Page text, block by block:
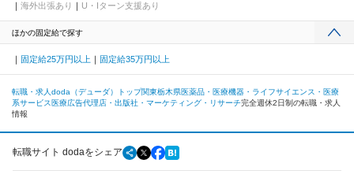
海外出張あり
U・Iターン支援あり
ほかの固定給で探す
固定給25万円以上 固定給35万円以上
転職・求人doda（デューダ）トップ関東栃木県医薬品・医療機器・ライフサイエンス・医療
系サービス 医療広告代理店・出版社・マーケティング・リサーチ完全週休2日制の転職・求人
情報
転職サイト dodaをシェア